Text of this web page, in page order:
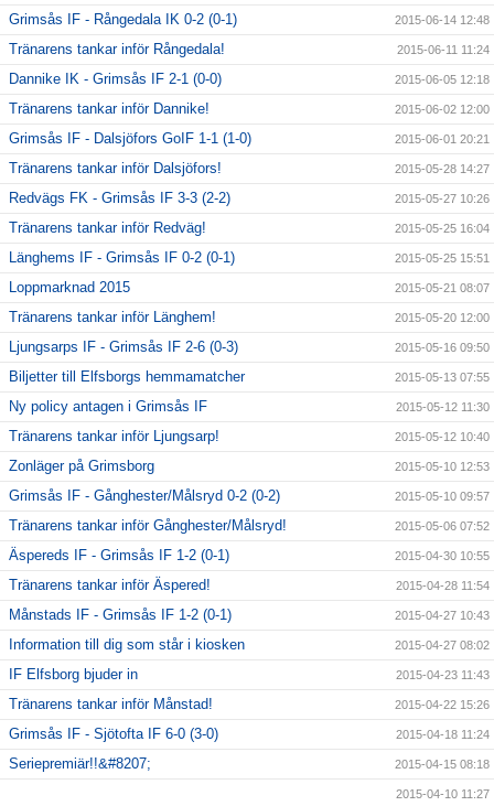
Grimsås IF - Rångedala IK 0-2 (0-1) 2015-06-14 12:48
Tränarens tankar inför Rångedala! 2015-06-11 11:24
Dannike IK - Grimsås IF 2-1 (0-0) 2015-06-05 12:18
Tränarens tankar inför Dannike! 2015-06-02 12:00
Grimsås IF - Dalsjöfors GoIF 1-1 (1-0) 2015-06-01 20:21
Tränarens tankar inför Dalsjöfors! 2015-05-28 14:27
Redvägs FK - Grimsås IF 3-3 (2-2) 2015-05-27 10:26
Tränarens tankar inför Redväg! 2015-05-25 16:04
Länghems IF - Grimsås IF 0-2 (0-1) 2015-05-25 15:51
Loppmarknad 2015 2015-05-21 08:07
Tränarens tankar inför Länghem! 2015-05-20 12:00
Ljungsarps IF - Grimsås IF 2-6 (0-3) 2015-05-16 09:50
Biljetter till Elfsborgs hemmamatcher 2015-05-13 07:55
Ny policy antagen i Grimsås IF 2015-05-12 11:30
Tränarens tankar inför Ljungsarp! 2015-05-12 10:40
Zonläger på Grimsborg 2015-05-10 12:53
Grimsås IF - Gånghester/Målsryd 0-2 (0-2) 2015-05-10 09:57
Tränarens tankar inför Gånghester/Målsryd! 2015-05-06 07:52
Äspereds IF - Grimsås IF 1-2 (0-1) 2015-04-30 10:55
Tränarens tankar inför Äspered! 2015-04-28 11:54
Månstads IF - Grimsås IF 1-2 (0-1) 2015-04-27 10:43
Information till dig som står i kiosken 2015-04-27 08:02
IF Elfsborg bjuder in 2015-04-23 11:43
Tränarens tankar inför Månstad! 2015-04-22 15:26
Grimsås IF - Sjötofta IF 6-0 (3-0) 2015-04-18 11:24
Seriepremiär!!&#8207; 2015-04-15 08:18
2015-04-10 11:27